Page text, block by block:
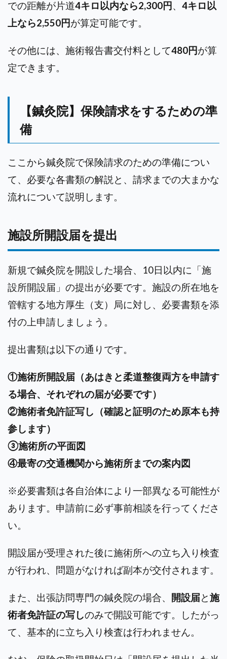
での距離が片道4キロ以内なら2,300円 、 4キロ以
上なら2,550円が算定可能です。
その他には、施術報告書交付料として480円が算
定できます。
【鍼灸院】保険請求をするための準
備
ここから鍼灸院で保険請求のための準備につい
て、必要な各書類の解説と、請求までの大まかな
流れについて説明します。
施設所開設届を提出
新規で鍼灸院を開設した場合、10日以内に「施
設所開設届」の提出が必要です。施設の所在地を
管轄する地方厚生（支）局に対し、必要書類を添
付の上申請しましょう。
提出書類は以下の通りです。
①施術所開設届（あはきと柔道整復両方を申請す
る場合、それぞれの届が必要です）
②施術者免許証写し（確認と証明のため原本も持
参します）
③施術所の平面図
④最寄の交通機関から施術所までの案内図
※必要書類は各自治体により一部異なる可能性が
あります。申請前に必ず事前相談を行ってくださ
い。
開設届が受理された後に施術所への立ち入り検査
が行われ、問題がなければ副本が交付されます。
また、出張訪問専門の鍼灸院の場合、 開設届と施
術者免許証の写しのみで開設可能です。したがっ
て、基本的に立ち入り検査は行われません。